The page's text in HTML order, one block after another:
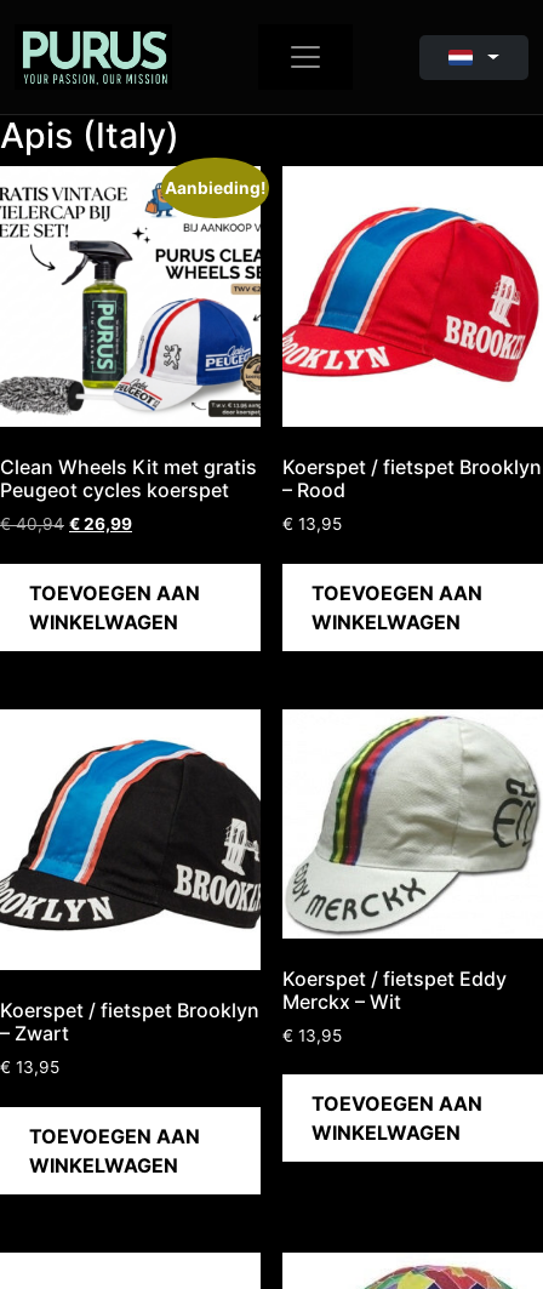
Apis (Italy)
Aanbieding!
Clean Wheels Kit met gratis
Peugeot cycles koerspet
€40,94 €26,99
TOEVOEGEN AAN
WINKELWAGEN
Koerspet / fietspet Brooklyn
– Rood
€ 13,95
TOEVOEGEN AAN
WINKELWAGEN
Koerspet / fietspet Brooklyn
– Zwart
€ 13,95
TOEVOEGEN AAN
WINKELWAGEN
Koerspet / fietspet Eddy
Merckx – Wit
€ 13,95
TOEVOEGEN AAN
WINKELWAGEN